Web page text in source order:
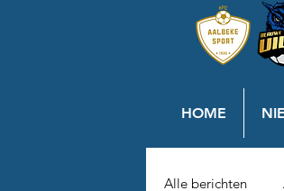
HOME
Alle berichten